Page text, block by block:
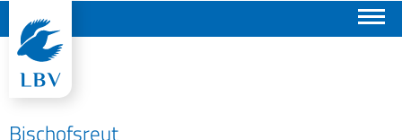
Bischofsreut